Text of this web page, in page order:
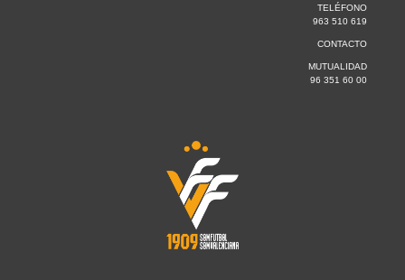
TELÉFONO
963 510 619
CONTACTO
MUTUALIDAD
96 351 60 00